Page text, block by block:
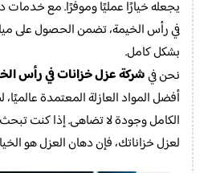
يجعله خيارًا عمليًا وموفرًا. مع خدمات
في رأس الخيمة، تضمن الحصول على
بشكل كامل.
نحن فيشركة عزل خزانات في رأس
أفضل المواد العازلة المعتمدة
الكامل وجودة لا تضاهى. إذا كنت
لعزل خزاناتك، فإن دهان العزل هو